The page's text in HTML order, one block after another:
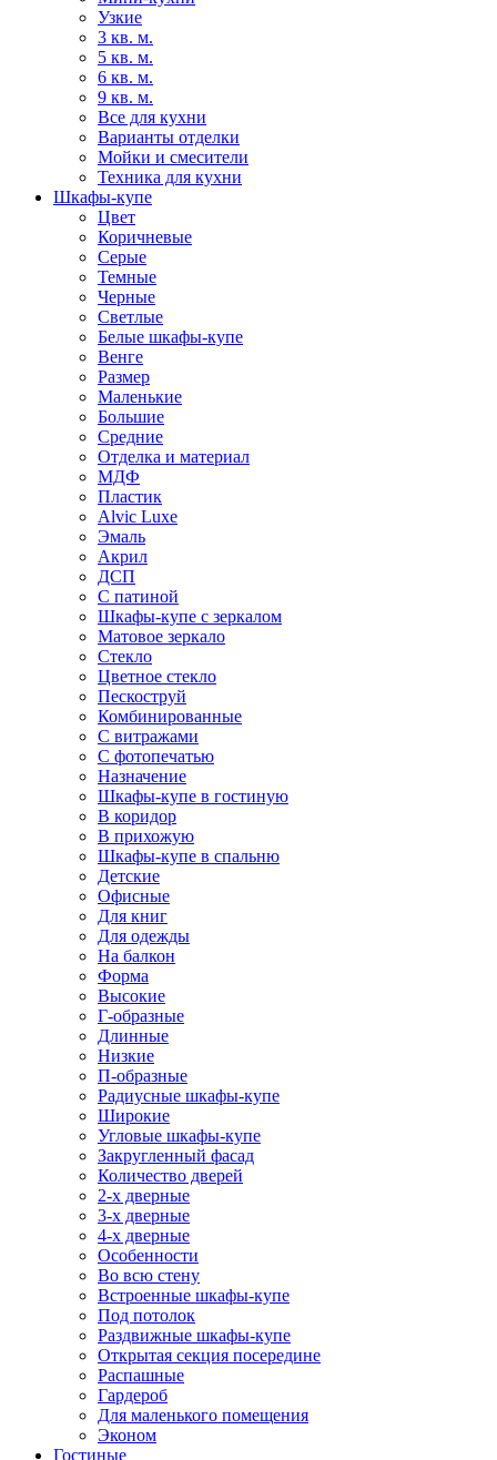
Узкие
3 кв. м.
5 кв. м.
6 кв. м.
9 кв. м.
Все для кухни
Варианты отделки
Мойки и смесители
Техника для кухни
Шкафы-купе
Цвет
Коричневые
Серые
Темные
Черные
Светлые
Белые шкафы-купе
Венге
Размер
Маленькие
Большие
Средние
Отделка и материал
МДФ
Пластик
Alvic Luxe
Эмаль
Акрил
ДСП
С патиной
Шкафы-купе с зеркалом
Матовое зеркало
Стекло
Цветное стекло
Пескоструй
Комбинированные
С витражами
С фотопечатью
Назначение
Шкафы-купе в гостиную
В коридор
В прихожую
Шкафы-купе в спальню
Детские
Офисные
Для книг
Для одежды
На балкон
Форма
Высокие
Г-образные
Длинные
Низкие
П-образные
Радиусные шкафы-купе
Широкие
Угловые шкафы-купе
Закругленный фасад
Количество дверей
2-х дверные
3-х дверные
4-х дверные
Особенности
Во всю стену
Встроенные шкафы-купе
Под потолок
Раздвижные шкафы-купе
Открытая секция посередине
Распашные
Гардероб
Для маленького помещения
Эконом
Гостиные